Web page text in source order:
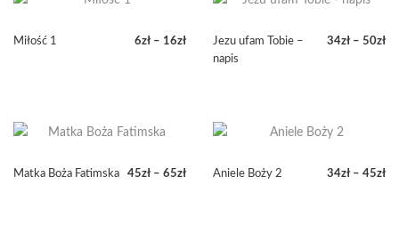
Miłość 1 6zł – 16zł
do
Jezu ufam Tobie –
napis
34zł – 50zł
do
Matka Boża Fatimska 45zł – 65zł
Aniele Boży 2 34zł – 45zł